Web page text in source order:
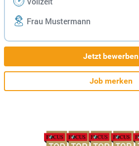
Frau Mustermann
Jetzt bewerben
Job merken